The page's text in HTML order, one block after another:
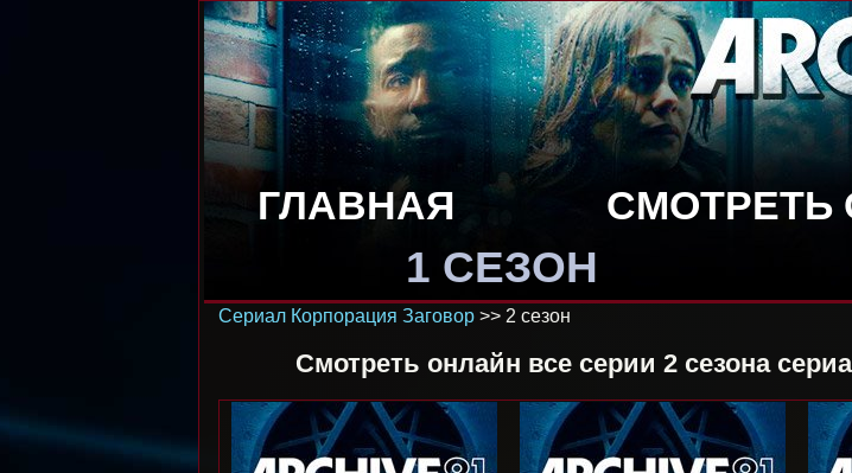
ГЛАВНАЯ СМОТРЕТЬ
1 СЕЗОН
Сериал Корпорация Заговор >> 2 сезон
Смотреть онлайн все серии 2 сезона